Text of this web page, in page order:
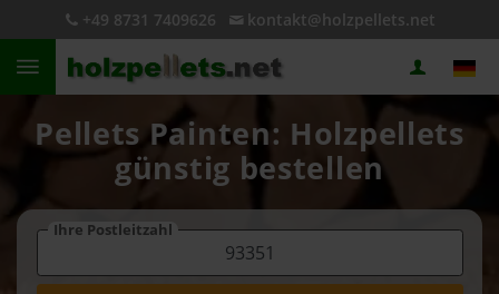
+49 8731 7409626 kontakt@holzpellets.net
Pellets Painten: Holzpellets
günstig bestellen
Ihre Postleitzahl